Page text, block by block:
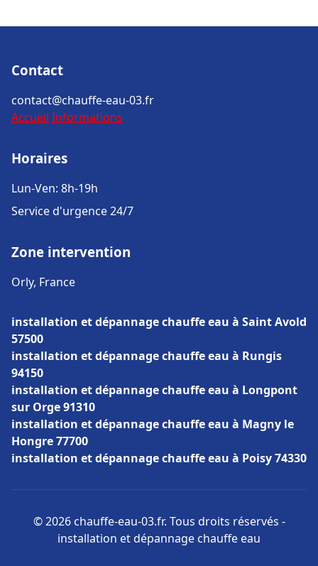
Contact
contact@chauffe-eau-03.fr
Accueil Informations
Horaires
Lun-Ven: 8h-19h
Service d'urgence 24/7
Zone intervention
Orly, France
installation et dépannage chauffe eau à Saint Avold
57500
installation et dépannage chauffe eau à Rungis
94150
installation et dépannage chauffe eau à Longpont
sur Orge 91310
installation et dépannage chauffe eau à Magny le
Hongre 77700
installation et dépannage chauffe eau à Poisy 74330
© 2026 chauffe-eau-03.fr. Tous droits réservés -
installation et dépannage chauffe eau